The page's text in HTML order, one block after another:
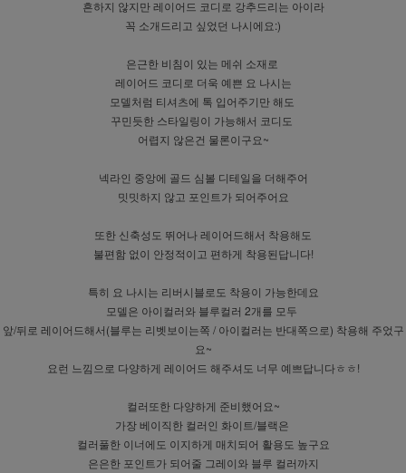
흔하지 않지만 레이어드 코디로 강추드리는 아이라
꼭 소개드리고 싶었던 나시에요:)
은근한 비침이 있는 메쉬 소재로
레이어드 코디로 더욱 예쁜 요 나시는
모델처럼 티셔츠에 톡 입어주기만 해도
꾸민듯한 스타일링이 가능해서 코디도
어렵지 않은건 물론이구요~
넥라인 중앙에 골드 심볼 디테일을 더해주어
밋밋하지 않고 포인트가 되어주어요
또한 신축성도 뛰어나 레이어드해서 착용해도
불편함 없이 안정적이고 편하게 착용된답니다!
특히 요 나시는 리버시블로도 착용이 가능한데요
모델은 아이컬러와 블루컬러 2개를 모두
앞/뒤로 레이어드해서(블루는 리벳보이는쪽 / 아이컬러는 반대쪽으로) 착용해 주었구
요~
요런 느낌으로 다양하게 레이어드 해주셔도 너무 예쁘답니다ㅎㅎ!
컬러또한 다양하게 준비했어요~
가장 베이직한 컬러인 화이트/블랙은
컬러풀한 이너에도 이지하게 매치되어 활용도 높구요
은은한 포인트가 되어줄 그레이와 블루 컬러까지